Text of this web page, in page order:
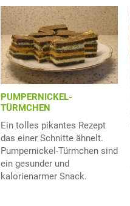
PUMPERNICKEL-
TÜRMCHEN
Ein tolles pikantes Rezept
das einer Schnitte ähnelt.
Pumpernickel-Türmchen sind
ein gesunder und
kalorienarmer Snack.